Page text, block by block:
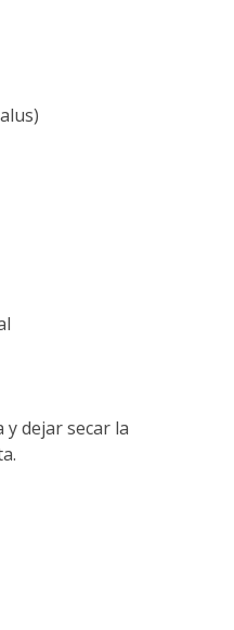
y dejar secar la